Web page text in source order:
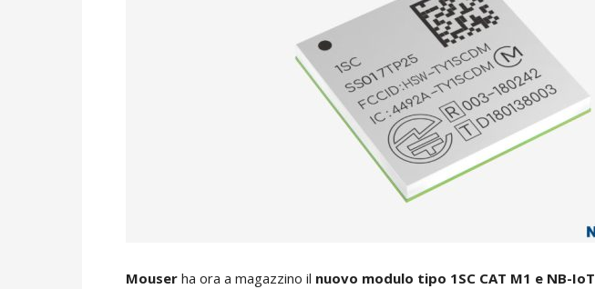
Mouser ha ora a magazzino il nuovo modulo tipo 1SC CAT M1 e NB-IoT